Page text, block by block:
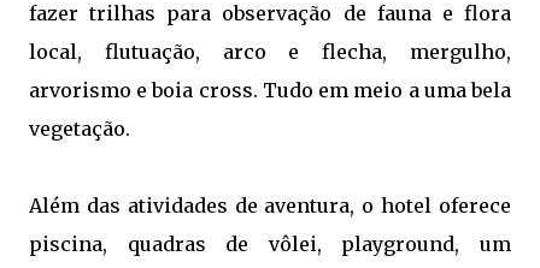
fazer trilhas para observação de fauna e flora
local, flutuação, arco e flecha, mergulho,
arvorismo e boia cross. Tudo em meio a uma bela
vegetação.
Além das atividades de aventura, o hotel oferece
piscina, quadras de vôlei, playground, um